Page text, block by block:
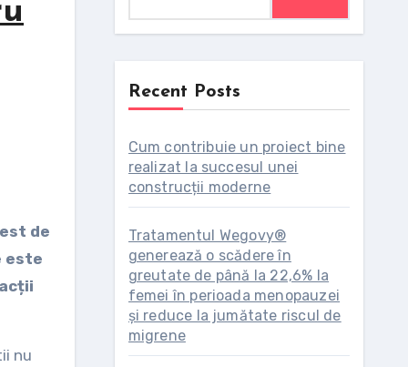
de
este
nu
Recent Posts
Cum contribuie un proiect bine
realizat la succesul unei
construcții moderne
Tratamentul Wegovy®
generează o scădere în
greutate de până la 22,6% la
femei în perioada menopauzei
și reduce la jumătate riscul de
migrene